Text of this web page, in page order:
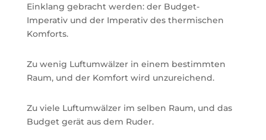
Einklang gebracht werden: der Budget-
Imperativ und der Imperativ des thermischen
Komforts.
Zu wenig Luftumwälzer in einem bestimmten
Raum, und der Komfort wird unzureichend.
Zu viele Luftumwälzer im selben Raum, und das
Budget gerät aus dem Ruder.